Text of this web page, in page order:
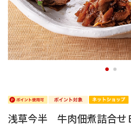
1 2
浅草今半 牛肉佃煮詰合せ